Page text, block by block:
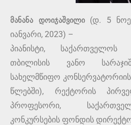
მანანა დოიჯაშვილი(დ. 5
იანვარი, 2023) –
პიანისტი, საქართველოს
თბილისის ვანო
სახელმწიფო
წლებში), რექტორის
პროფესორი,
კონკურსების ფონდის